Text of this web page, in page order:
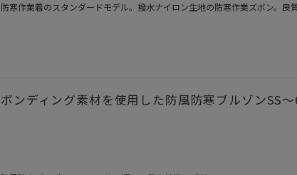
防寒作業着のスタンダードモデル。撥水ナイロン生地の防寒作業ズボン。良
ボンディング素材を使用した防風防寒ブルゾンSS